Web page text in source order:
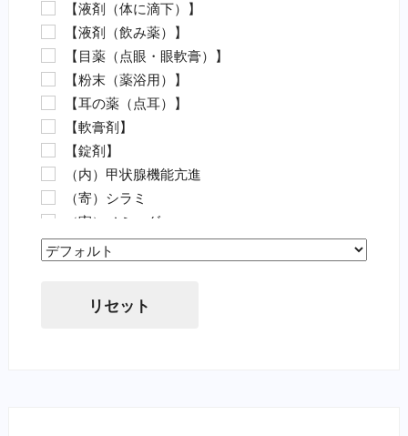
麻酔（魚）
外傷（魚）
害虫駆除（魚）
【動物病院の薬（要指示医薬品）】
抗菌剤・抗生物質（要・犬）
抗菌剤・抗生物質（要・猫）
ノミ・ダニ駆除薬（要・犬）
ノミ・ダニ駆除薬（要・猫）
フィラリア（要・犬）
フィラリア（要・猫）
虫下し・寄生虫駆除（要・犬）
胃腸薬・消化器用（要・犬）
目薬・眼軟膏（要・犬）
【液剤（体に滴下）】
【液剤（飲み薬）】
【目薬（点眼・眼軟膏）】
【粉末（薬浴用）】
【耳の薬（点耳）】
【軟膏剤】
【錠剤】
（内）甲状腺機能亢進
（寄）シラミ
（寄）ノミ・ダニ
（寄）フィラリア
（寄）蚊
Sort Products
リセット